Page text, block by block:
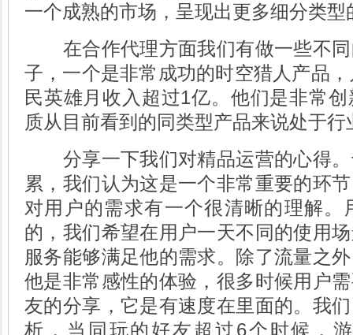
一个成熟的市场，呈现出更多细分类型
在合作代理方面我们有做一些不同
子，一个是非常成功的时空猎人产品
民英雄月收入超过1亿。他们是非常
质从目前看到的同类型产品来说处于
分享一下我们对精品运营的心得。
累，我们认为这是一个非常重要的环
对用户的需求有一个很清晰的理解。
的，我们希望在用户一天不同的使用
服务能够满足他的需求。除了流量之
他是非常感性的体验，很多时候用户
友的分享，它是有速度在里面的。我
析，当同玩的好友超过6个时候，